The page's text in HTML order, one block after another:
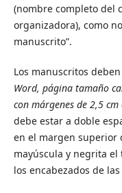
(nombre completo del
organizadora), como
manuscrito”.
Los manuscritos
Word, página tamaño
con márgenes de 2,5
debe estar a doble
en el margen superior
mayúscula y negrita
los encabezados de